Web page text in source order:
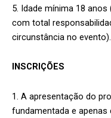
5. Idade mínima 18
com total
circunstância no evento).
INSCRIÇÕES
1. A apresentação do
fundamentada e